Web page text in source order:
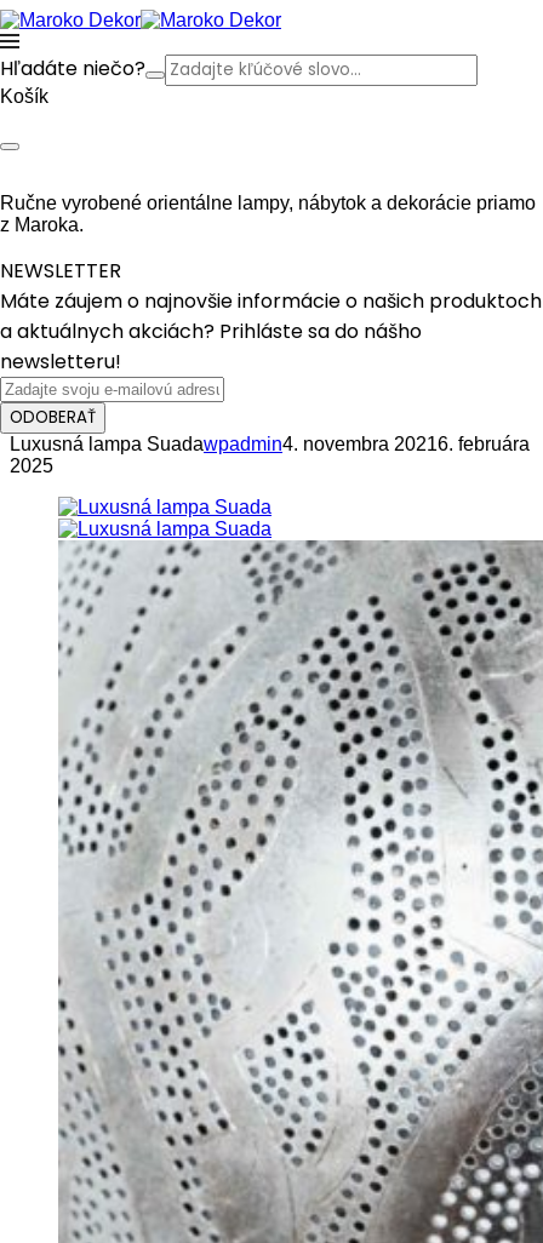
Hľadáte niečo?
Košík
Ručne vyrobené orientálne lampy, nábytok a dekorácie priamo
z Maroka.
NEWSLETTER
Máte záujem o najnovšie informácie o našich produktoch
a aktuálnych akciách? Prihláste sa do nášho
newsletteru!
ODOBERAŤ
Luxusná lampa Suadawpadmin4. novembra 20216. februára
2025